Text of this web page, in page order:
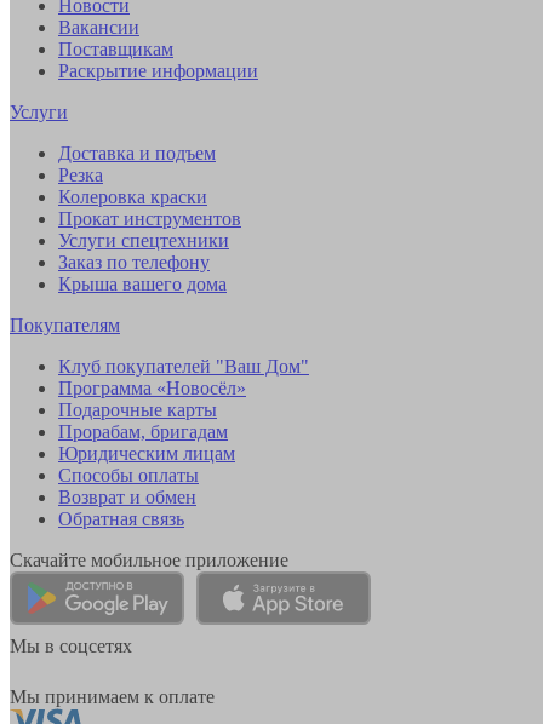
Новости
Вакансии
Поставщикам
Раскрытие информации
Услуги
Доставка и подъем
Резка
Колеровка краски
Прокат инструментов
Услуги спецтехники
Заказ по телефону
Крыша вашего дома
Покупателям
Клуб покупателей "Ваш Дом"
Программа «Новосёл»
Подарочные карты
Прорабам, бригадам
Юридическим лицам
Способы оплаты
Возврат и обмен
Обратная связь
Скачайте мобильное приложение
Мы в соцсетях
Мы принимаем к оплате